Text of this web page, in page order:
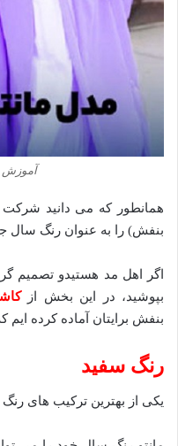
آموزش
همانطور که می دانید شرکت
بنفش) را به عنوان رنگ سال
اگر اهل مد هستیدو تصمیم
بپوشید، در این بخش از
بنفش برایتان آماده کرده ایم
رنگ سفید
یکی از بهترین ترکیب های